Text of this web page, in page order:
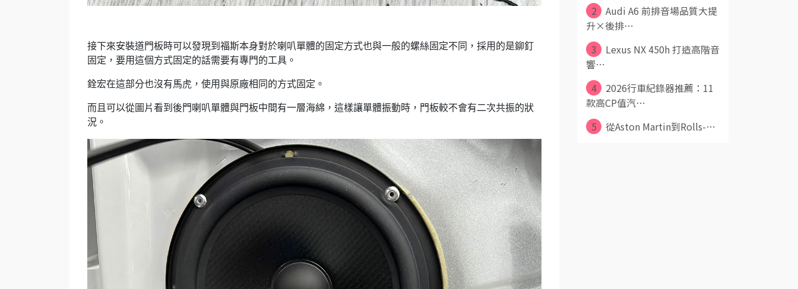
接下來安裝道門板時可以發現到福斯本身對於喇叭單體的固定方式也與一般的螺絲固定不同，採用的是鉚釘
固定，要用這個方式固定的話需要有專門的工具。
銓宏在這部分也沒有馬虎，使用與原廠相同的方式固定。
而且可以從圖片看到後門喇叭單體與門板中間有一層海綿，這樣讓單體振動時，門板較不會有二次共振的狀
況。
2
Audi A6 前排音場品質大提
升×後排⋯
3
Lexus NX 450h 打造高階音
響⋯
4
2026行車紀錄器推薦：11
款高CP值汽⋯
5
從Aston Martin到Rolls-⋯